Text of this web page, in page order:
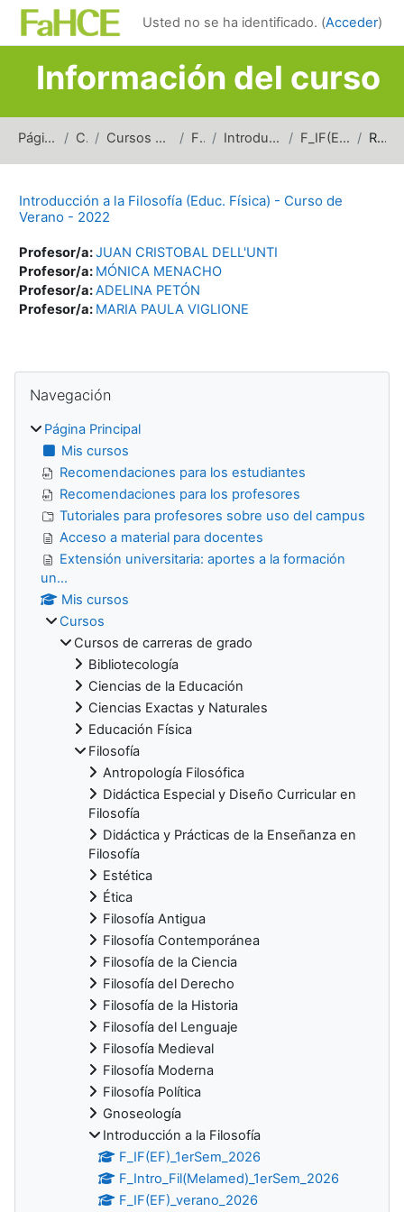
Salta al contenido principal
Usted no se ha identificado. (Acceder)
Información del curso
Página Principal Cursos Cursos de carreras de grado Filosofía Introducción a la Filosofía F_IF(EF)_Verano_2022 Resumen
Introducción a la Filosofía (Educ. Física) - Curso de
Verano - 2022
Profesor/a:JUAN CRISTOBAL DELL'UNTI
Profesor/a: MÓNICA MENACHO
Profesor/a:ADELINA PETÓN
Profesor/a: MARIA PAULA VIGLIONE
Bloques
Navegación
Página Principal
Mis cursos
Recomendaciones para los estudiantes
Recomendaciones para los profesores
Tutoriales para profesores sobre uso del campus
Acceso a material para docentes
Extensión universitaria: aportes a la formación
un...
Mis cursos
Cursos
Cursos de carreras de grado
Bibliotecología
Ciencias de la Educación
Ciencias Exactas y Naturales
Educación Física
Filosofía
Antropología Filosófica
Didáctica Especial y Diseño Curricular en
Filosofía
Didáctica y Prácticas de la Enseñanza en
Filosofía
Estética
Ética
Filosofía Antigua
Filosofía Contemporánea
Filosofía de la Ciencia
Filosofía del Derecho
Filosofía de la Historia
Filosofía del Lenguaje
Filosofía Medieval
Filosofía Moderna
Filosofía Política
Gnoseología
Introducción a la Filosofía
F_IF(EF)_1erSem_2026
F_Intro_Fil(Melamed)_1erSem_2026
F_IF(EF)_verano_2026